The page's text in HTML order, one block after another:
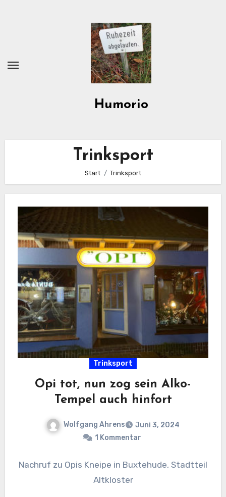
Humorio
Trinksport
Start Trinksport
Trinksport
Opi tot, nun zog sein Alko-
Tempel auch hinfort
Wolfgang Ahrens
Juni 3, 2024
1 Kommentar
Nachruf zu Opis Kneipe in Buxtehude, Stadtteil
Altkloster